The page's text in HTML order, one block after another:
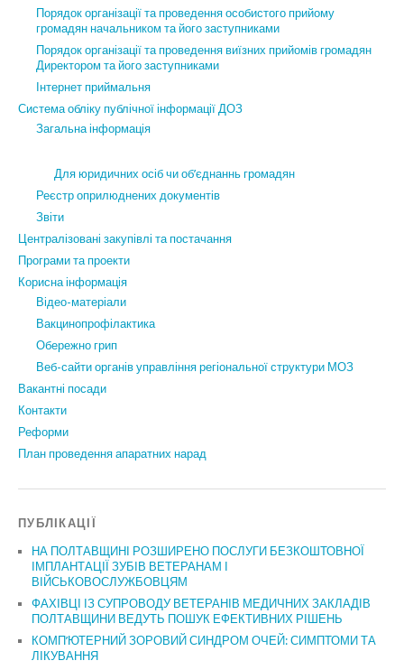
Порядок організації та проведення особистого прийому
громадян начальником та його заступниками
Порядок організації та проведення виїзних прийомів громадян
Директором та його заступниками
Інтернет приймальня
Система обліку публічної інформації ДОЗ
Загальна інформація
Для юридичних осіб чи об’єднаннь громадян
Реєстр оприлюднених документів
Звіти
Централізовані закупівлі та постачання
Програми та проекти
Корисна інформація
Відео-матеріали
Вакцинопрофілактика
Обережно грип
Веб-сайти органів управління регіональної структури МОЗ
Вакантні посади
Контакти
Реформи
План проведення апаратних нарад
ПУБЛІКАЦІЇ
НА ПОЛТАВЩИНІ РОЗШИРЕНО ПОСЛУГИ БЕЗКОШТОВНОЇ
ІМПЛАНТАЦІЇ ЗУБІВ ВЕТЕРАНАМ І
ВІЙСЬКОВОСЛУЖБОВЦЯМ
ФАХІВЦІ ІЗ СУПРОВОДУ ВЕТЕРАНІВ МЕДИЧНИХ ЗАКЛАДІВ
ПОЛТАВЩИНИ ВЕДУТЬ ПОШУК ЕФЕКТИВНИХ РІШЕНЬ
КОМП’ЮТЕРНИЙ ЗОРОВИЙ СИНДРОМ ОЧЕЙ: СИМПТОМИ ТА
ЛІКУВАННЯ